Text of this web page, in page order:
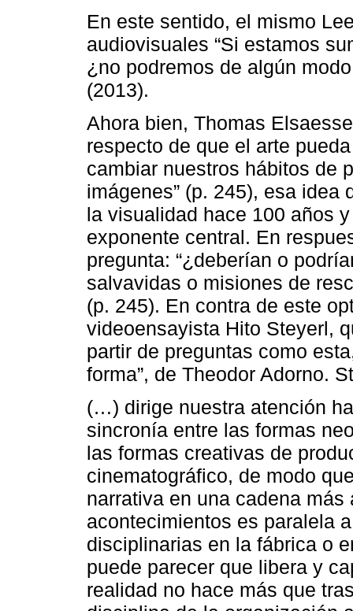
En este sentido, el mismo
audiovisuales “Si estamos
¿no podremos de algún
(2013).
Ahora bien, Thomas
respecto de que el arte
cambiar nuestros hábitos de
imágenes” (p. 245), esa idea
la visualidad hace 100 años
exponente central. En
pregunta: “¿deberían o
salvavidas o misiones de
(p. 245). En contra de este
videoensayista Hito Steyerl,
partir de preguntas como
forma”, de Theodor Adorno.
(…) dirige nuestra atención
sincronía entre las formas
las formas creativas de
cinematográfico, de modo
narrativa en una cadena
acontecimientos es paralela
disciplinarias en la fábrica o
puede parecer que libera y
realidad no hace más que